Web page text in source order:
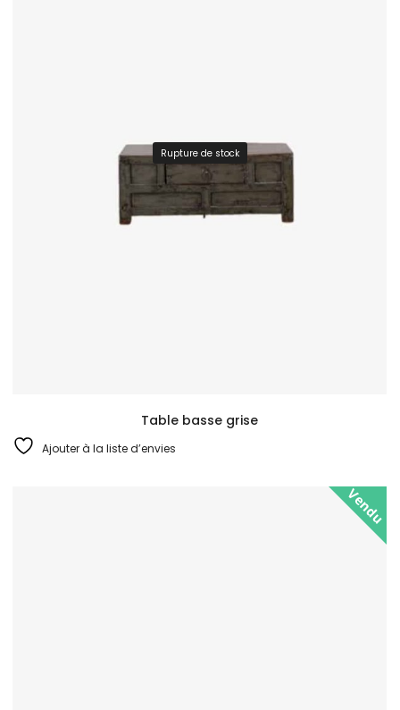
Rupture de stock
Table basse grise
Ajouter à la liste d’envies
Vendu